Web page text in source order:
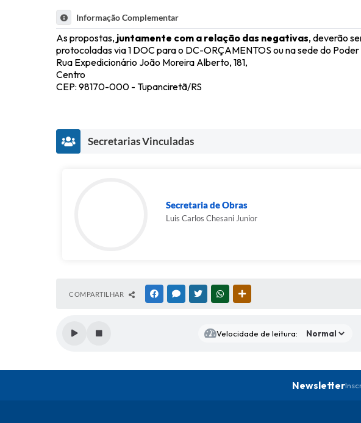
Informação Complementar
As propostas, juntamente com a relação das negativas, deverão
protocoladas via 1 DOC para o DC-ORÇAMENTOS ou na sede do
Rua Expedicionário João Moreira Alberto, 181,
Centro
CEP: 98170-000 - Tupanciretã/RS
Secretarias Vinculadas
Secretaria de Obras
Luis Carlos Chesani Junior
COMPARTILHAR FACEBOOKMESSENGER
TWITTERWHATSAPP
Velocidade de leitura:
Newsletter